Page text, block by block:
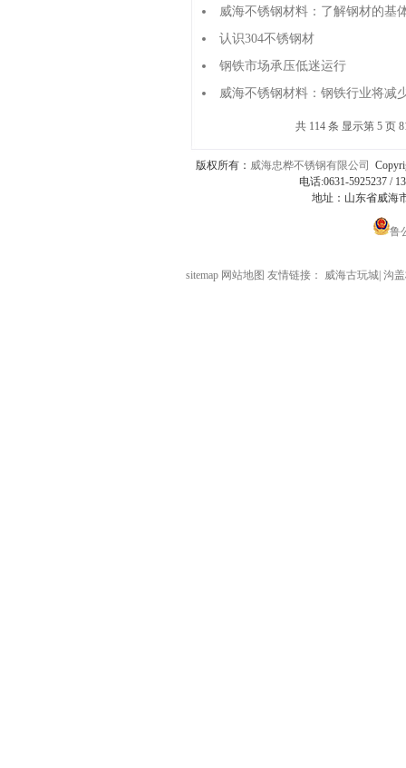
威海不锈钢材料：了解钢材的基
认识304不锈钢材
钢铁市场承压低迷运行
威海不锈钢材料：钢铁行业将减
共 114 条 显示第 5 页
版权所有： 威海忠桦不锈钢有限公司
电话:0631-5925237 /
地址：山东省威海
鲁
sitemap 网站地图 友情链接： 威海古玩城 沟